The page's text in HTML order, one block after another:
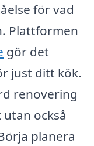
för vad
Plattformen
gör det
just ditt kök.
renovering
också
planera